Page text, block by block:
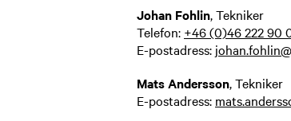
Johan Fohlin, Tekniker
Telefon: +46 (0)46 222 90
E-postadress:
Mats Andersson,Tekniker
E-postadress: